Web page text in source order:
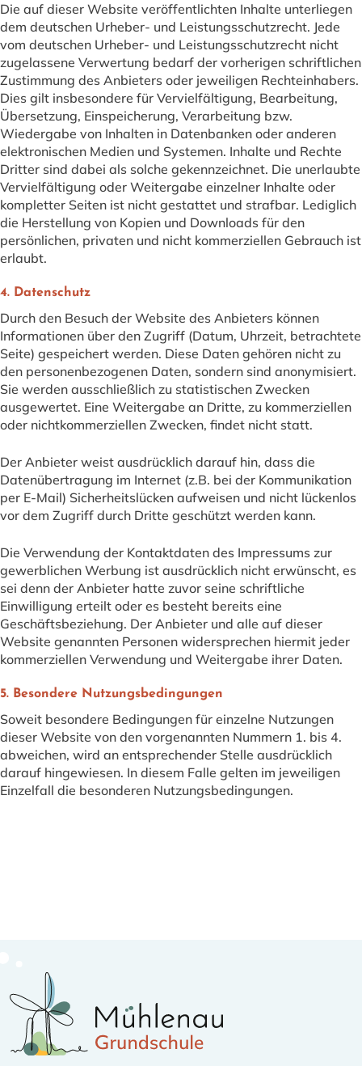
Die auf dieser Website veröffentlichten Inhalte unterliegen
dem deutschen Urheber- und Leistungsschutzrecht. Jede
vom deutschen Urheber- und Leistungsschutzrecht nicht
zugelassene Verwertung bedarf der vorherigen schriftlichen
Zustimmung des Anbieters oder jeweiligen Rechteinhabers.
Dies gilt insbesondere für Vervielfältigung, Bearbeitung,
Übersetzung, Einspeicherung, Verarbeitung bzw.
Wiedergabe von Inhalten in Datenbanken oder anderen
elektronischen Medien und Systemen. Inhalte und Rechte
Dritter sind dabei als solche gekennzeichnet. Die unerlaubte
Vervielfältigung oder Weitergabe einzelner Inhalte oder
kompletter Seiten ist nicht gestattet und strafbar. Lediglich
die Herstellung von Kopien und Downloads für den
persönlichen, privaten und nicht kommerziellen Gebrauch ist
erlaubt.
4. Datenschutz
Durch den Besuch der Website des Anbieters können
Informationen über den Zugriff (Datum, Uhrzeit, betrachtete
Seite) gespeichert werden. Diese Daten gehören nicht zu
den personenbezogenen Daten, sondern sind anonymisiert.
Sie werden ausschließlich zu statistischen Zwecken
ausgewertet. Eine Weitergabe an Dritte, zu kommerziellen
oder nichtkommerziellen Zwecken, findet nicht statt.
Der Anbieter weist ausdrücklich darauf hin, dass die
Datenübertragung im Internet (z.B. bei der Kommunikation
per E-Mail) Sicherheitslücken aufweisen und nicht lückenlos
vor dem Zugriff durch Dritte geschützt werden kann.
Die Verwendung der Kontaktdaten des Impressums zur
gewerblichen Werbung ist ausdrücklich nicht erwünscht, es
sei denn der Anbieter hatte zuvor seine schriftliche
Einwilligung erteilt oder es besteht bereits eine
Geschäftsbeziehung. Der Anbieter und alle auf dieser
Website genannten Personen widersprechen hiermit jeder
kommerziellen Verwendung und Weitergabe ihrer Daten.
5. Besondere Nutzungsbedingungen
Soweit besondere Bedingungen für einzelne Nutzungen
dieser Website von den vorgenannten Nummern 1. bis 4.
abweichen, wird an entsprechender Stelle ausdrücklich
darauf hingewiesen. In diesem Falle gelten im jeweiligen
Einzelfall die besonderen Nutzungsbedingungen.